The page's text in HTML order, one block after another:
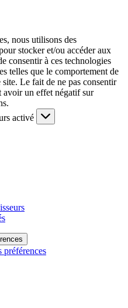
nous utilisons des
stocker et/ou accéder aux
consentir à ces technologies
telles que le comportement de
Le fait de ne pas consentir
avoir un effet négatif sur
activé
préférences